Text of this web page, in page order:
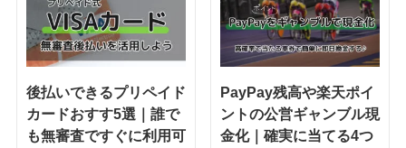
後払いできるプリペイド
カードおすす5選｜誰で
も無審査ですぐに利用可
PayPay残高や楽天ポイ
ントの公営ギャンブル現
金化｜確実に当てる4つ